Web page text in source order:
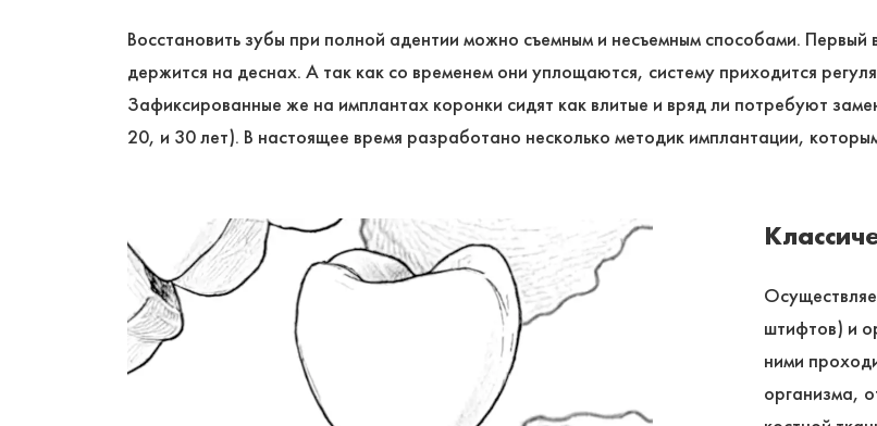
Восстановить зубы при полной адентии можно съемным и несъемным способами.
держится на деснах. А так как со временем они уплощаются, систему приходится
Зафиксированные же на имплантах коронки сидят как влитые и вряд ли потребуют
20, и 30 лет). В настоящее время разработано несколько методик имплантации,
штифтов) и
ними
организма,